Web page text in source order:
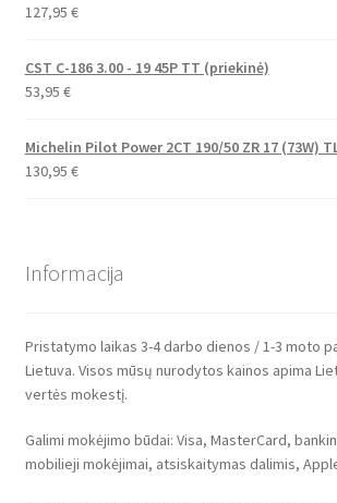
127,95 €
CST C-186 3.00 - 19 45P TT (priekinė)
53,95 €
Michelin Pilot Power 2CT 190/50 ZR 17 (73W)
130,95 €
Informacija
Pristatymo laikas 3-4 darbo dienos / 1-3 moto
Lietuva. Visos mūsų nurodytos kainos apima
vertės mokestį.
Galimi mokėjimo būdai: Visa, MasterCard,
mobilieji mokėjimai, atsiskaitymas dalimis,